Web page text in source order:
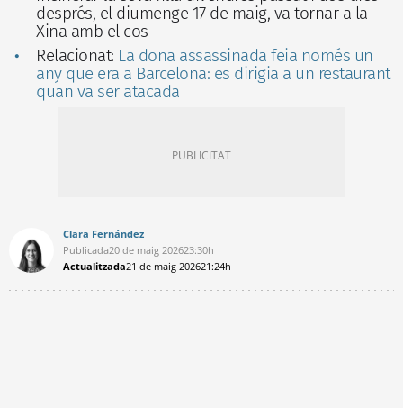
després, el diumenge 17 de maig, va tornar a la
Xina amb el cos
Relacionat: La dona assassinada feia només un
any que era a Barcelona: es dirigia a un restaurant
quan va ser atacada
Clara Fernández
Publicada20 de maig 202623:30h
Actualitzada21 de maig 202621:24h